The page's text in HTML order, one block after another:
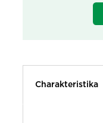
Charakteristika